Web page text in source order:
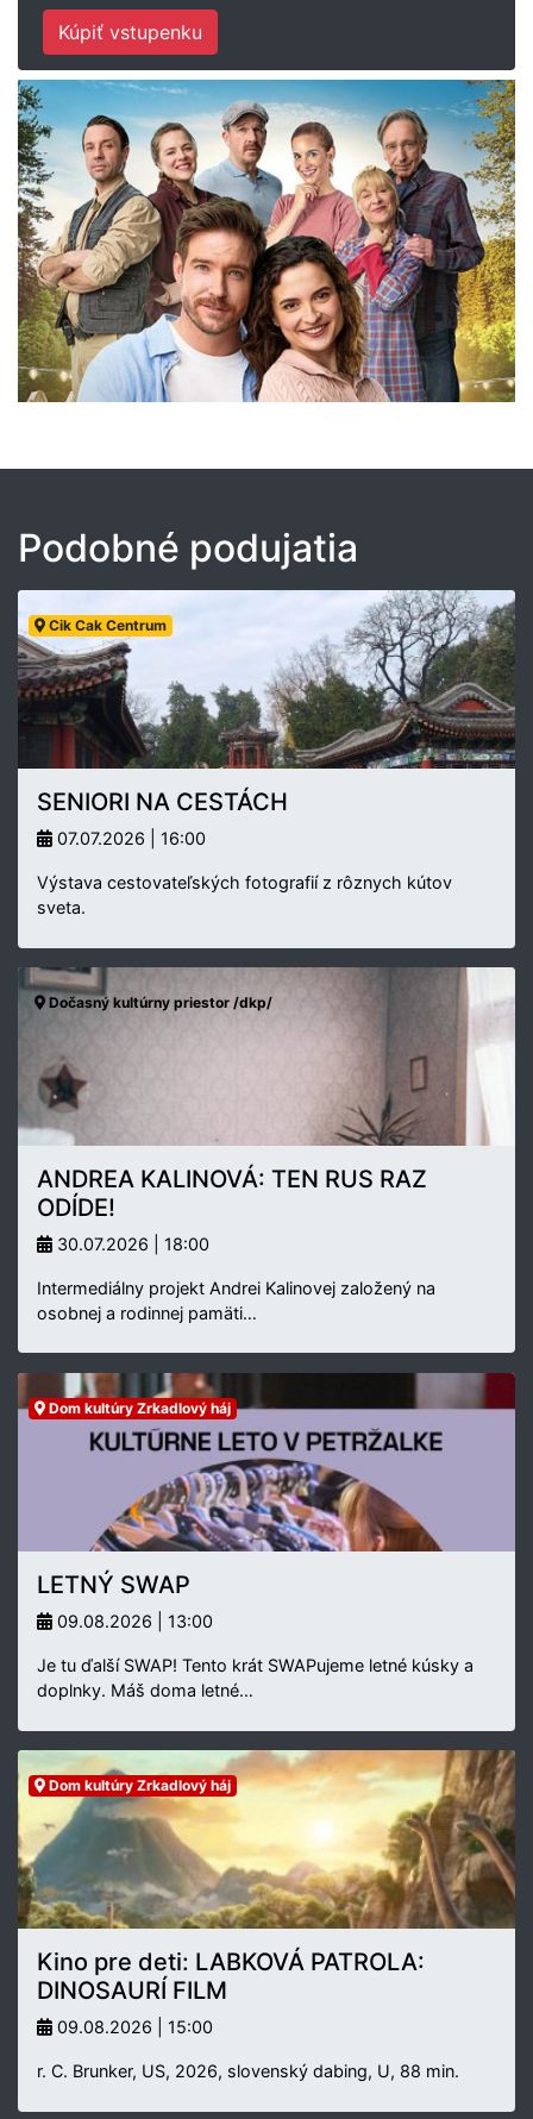
Kúpiť vstupenku
Podobné podujatia
Cik Cak Centrum
SENIORI NA CESTÁCH
07.07.2026 | 16:00
Výstava cestovateľských fotografií z rôznych kútov
sveta.
Dočasný kultúrny priestor /dkp/
ANDREA KALINOVÁ: TEN RUS RAZ
ODÍDE!
30.07.2026 | 18:00
Intermediálny projekt Andrei Kalinovej založený na
osobnej a rodinnej pamäti…
Dom kultúry Zrkadlový háj
LETNÝ SWAP
09.08.2026 | 13:00
Je tu ďalší SWAP! Tento krát SWAPujeme letné kúsky a
doplnky. Máš doma letné…
Dom kultúry Zrkadlový háj
Kino pre deti: LABKOVÁ PATROLA:
DINOSAURÍ FILM
09.08.2026 | 15:00
r. C. Brunker, US, 2026, slovenský dabing, U, 88 min.